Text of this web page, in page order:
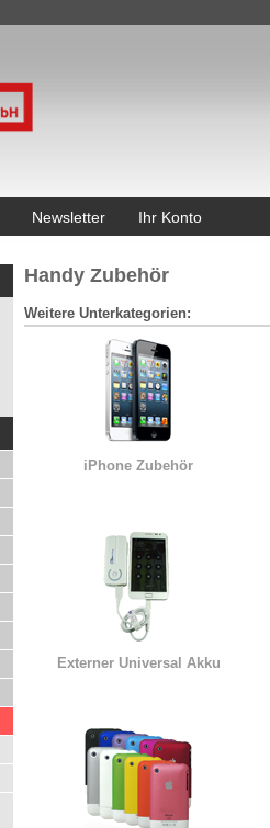
Newsletter Ihr Konto
Handy Zubehör
Weitere Unterkategorien:
iPhone Zubehör
Externer Universal Akku